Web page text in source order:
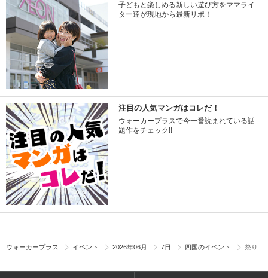
子どもと楽しめる新しい遊び方をママライ
ター達が現地から最新リポ！
注目の人気マンガはコレだ！
ウォーカープラスで今一番読まれている話
題作をチェック!!
ウォーカープラス イベント 2026年06月 7日 四国のイベント 祭り